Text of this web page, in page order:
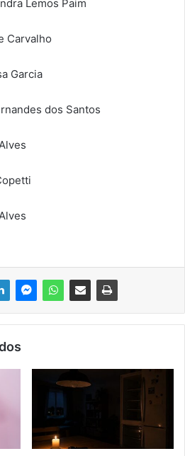
Lemos Paim
Carvalho
Garcia
dos Santos